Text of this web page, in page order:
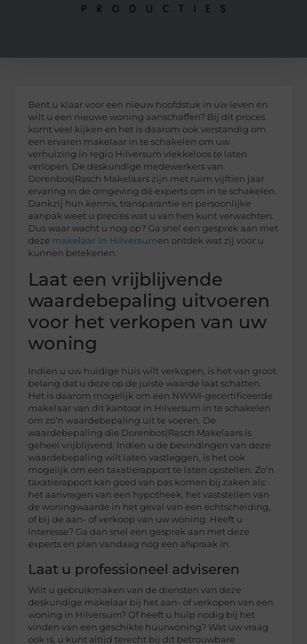
Bent u klaar voor een nieuw hoofdstuk in uw leven en
wilt u een nieuwe woning aanschaffen? Bij dit proces
komt veel kijken en het is daarom ook verstandig om
een ervaren makelaar in te schakelen om uw
verhuizing in regio Hilversum vlekkeloos te laten
verlopen. De deskundige medewerkers van
Dorenbos|Rasch Makelaars zijn met ruim vijftien jaar
ervaring in de omgeving dé experts om in te schakelen.
Dankzij hun kennis, transparantie en persoonlijke
aanpak weet u precies wat u van hen kunt verwachten.
Dus waar wacht u nog op? Ga snel een gesprek aan met
deze makelaar in Hilversumen ontdek wat zij voor u
kunnen betekenen.
Laat een vrijblijvende
waardebepaling uitvoeren
voor het verkopen van uw
woning
Indien u uw huidige huis wilt verkopen, is het van groot
belang dat u deze op de juiste waarde laat schatten.
Het is daarom mogelijk om een NWWI-gecertificeerde
makelaar van dit kantoor in Hilversum in te schakelen
om zo’n waardebepaling uit te voeren. De
waardebepaling die Dorenbos|Rasch Makelaars is
geheel vrijblijvend. Indien u de bevindingen van deze
waardebepaling wilt laten vastleggen, is het ook
mogelijk om een taxatierapport te laten opstellen. Zo’n
taxatierapport kan goed van pas komen bij zaken als:
het aanvragen van een hypotheek, het vaststellen van
de woningwaarde in het geval van een echtscheiding,
of bij de aan- of verkoop van uw woning. Heeft u
interesse? Ga dan snel een gesprek aan met deze
experts en plan vandaag nog een afspraak in.
Laat u professioneel adviseren
Wilt u gebruikmaken van de diensten van deze
deskundige makelaar bij het aan- of verkopen van een
woning in Hilversum? Of heeft u hulp nodig bij het
vinden van een geschikte huurwoning? Wat uw vraag
ook is, u kunt altijd terecht bij dit betrouwbare